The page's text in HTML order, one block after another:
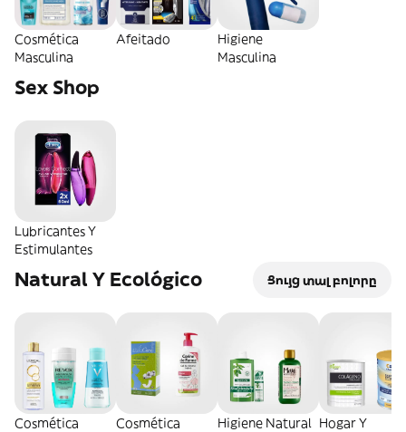
Cosmética
Masculina
Afeitado
Higiene
Masculina
Sex Shop
Lubricantes Y
Estimulantes
Natural Y Ecológico Ցույց տալ բոլորը
Cosmética
Cosmética
Higiene Natural Hogar Y